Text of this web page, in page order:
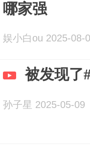
哪家强
娱小白ou 2025-08-
被发现了
孙子星 2025-05-09